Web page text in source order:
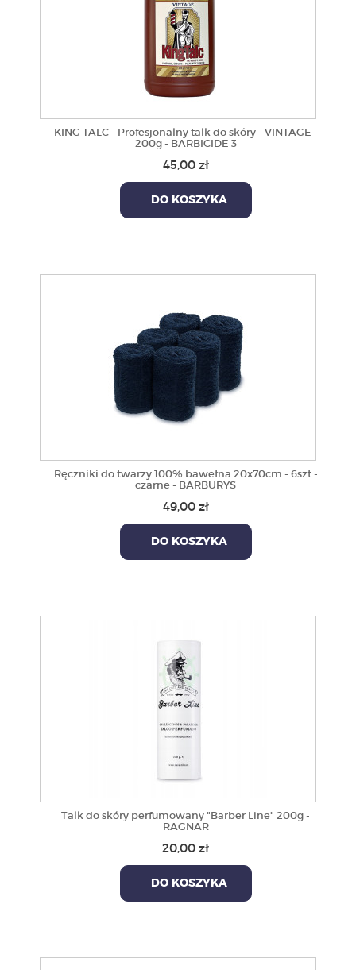
KING TALC - Profesjonalny talk do skóry - VINTAGE -
200g - BARBICIDE 3
45,00 zł
DO KOSZYKA
Ręczniki do twarzy 100% bawełna 20x70cm - 6szt -
czarne - BARBURYS
49,00 zł
DO KOSZYKA
Talk do skóry perfumowany "Barber Line" 200g -
RAGNAR
20,00 zł
DO KOSZYKA